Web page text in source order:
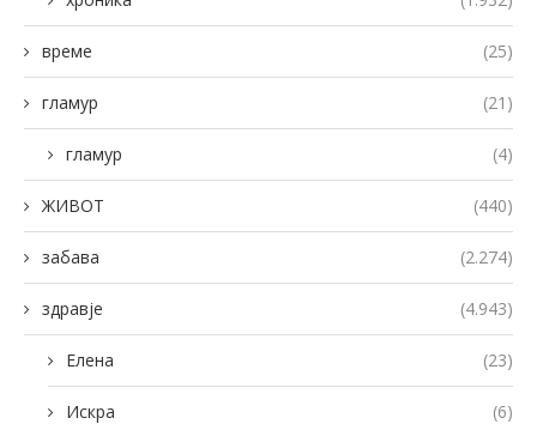
време (25)
гламур (21)
гламур (4)
ЖИВОТ (440)
забава (2.274)
здравје (4.943)
Елена (23)
Искра (6)